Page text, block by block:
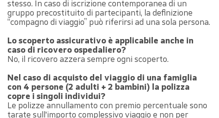
stesso. In caso di iscrizione contemporanea di un
gruppo precostituito di partecipanti, la definizione
“compagno di viaggio” può riferirsi ad una sola persona.
Lo scoperto assicurativo è applicabile anche in
caso di ricovero ospedaliero?
No, il ricovero azzera sempre ogni scoperto.
Nel caso di acquisto del viaggio di una famiglia
con 4 persone (2 adulti + 2 bambini) la polizza
copre i singoli individui?
Le polizze annullamento con premio percentuale sono
tarate sull'importo complessivo viaggio e non per